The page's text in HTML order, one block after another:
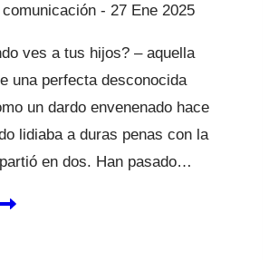
27 Ene 2025
ves a tus hijos? – aquella
una perfecta desconocida
un dardo envenenado hace
lidiaba a duras penas con la
en dos. Han pasado…